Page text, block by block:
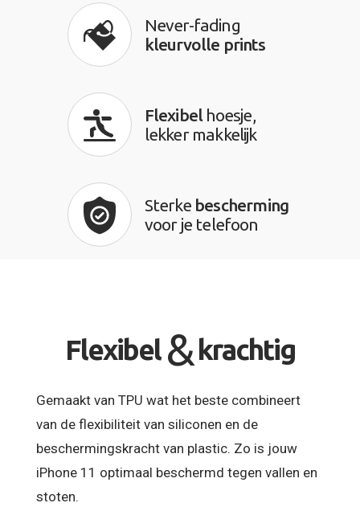
Never-fading
kleurvolle prints
Flexibelhoesje,
lekker makkelijk
Sterke bescherming
voor je telefoon
Flexibel &krachtig
Gemaakt van TPU wat het beste combineert
van de flexibiliteit van siliconen en de
beschermingskracht van plastic. Zo is jouw
iPhone 11 optimaal beschermd tegen vallen en
stoten.